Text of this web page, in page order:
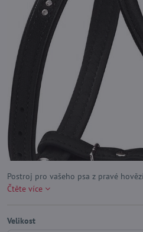
Postroj pro vašeho psa z pravé
Čtěte více
Velikost